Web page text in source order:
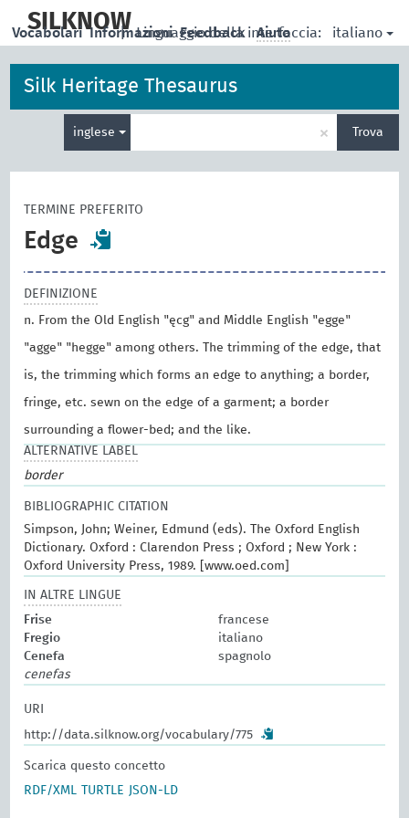
main
SILKNOW
| Linguaggio della interfaccia: italiano
Vocabolari Informazioni Feedback Aiuto
Silk Heritage Thesaurus
inglese
per
ricerca
× Trova
TERMINE PREFERITO
Edge
DEFINIZIONE
n. From the Old English "ęcg" and Middle English "egge"
"agge" "hegge" among others. The trimming of the edge, that
is, the trimming which forms an edge to anything; a border,
fringe, etc. sewn on the edge of a garment; a border
surrounding a flower-bed; and the like.
ALTERNATIVE LABEL
border
BIBLIOGRAPHIC CITATION
Simpson, John; Weiner, Edmund (eds). The Oxford English
Dictionary. Oxford : Clarendon Press ; Oxford ; New York :
Oxford University Press, 1989. [www.oed.com]
IN ALTRE LINGUE
Frise
francese
Fregio
italiano
Cenefa
spagnolo
cenefas
URI
http://data.silknow.org/vocabulary/775
Scarica questo concetto
RDF/XML
TURTLE JSON-LD